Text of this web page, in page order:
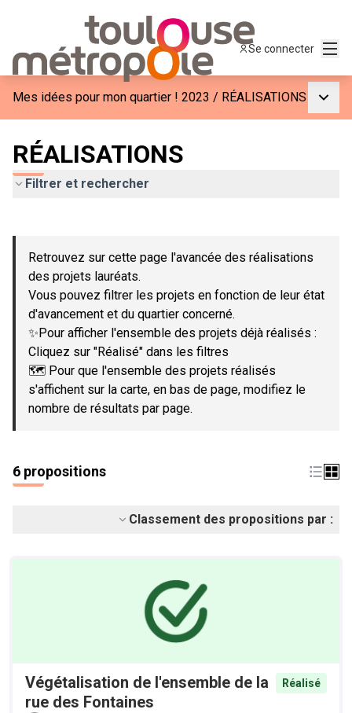
Se connecter
Mes idées pour mon quartier ! 2023 / RÉALISATIONS
RÉALISATIONS
Filtrer et rechercher
−
Retrouvez sur cette page l'avancée des réalisations
des projets lauréats.
Vous pouvez filtrer les projets en fonction de leur état
d'avancement et du quartier concerné.
✨Pour afficher l'ensemble des projets déjà réalisés :
Cliquez sur "Réalisé" dans les filtres
🗺️ Pour que l'ensemble des projets réalisés
s'affichent sur la carte, en bas de page, modifiez le
nombre de résultats par page.
6 propositions
Classement des propositions par :
Végétalisation de l'ensemble de la
rue des Fontaines
Réalisé